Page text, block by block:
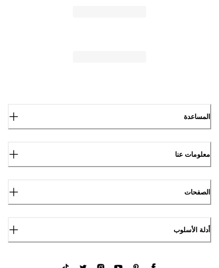
المساعدة
معلومات عنا
الصفحات
أدلة الأسلوب